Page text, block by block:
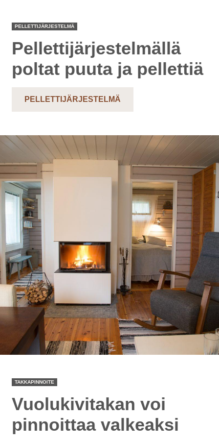
PELLETTIJÄRJESTELMÄ
Pellettijärjestelmällä
poltat puuta ja pellettiä
PELLETTIJÄRJESTELMÄ
TAKKAPINNOITE
Vuolukivitakan voi
pinnoittaa valkeaksi